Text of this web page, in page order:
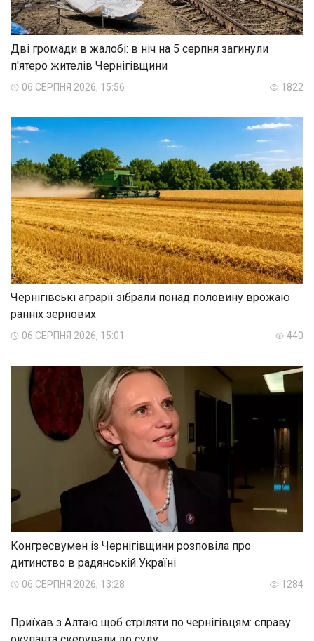
Дві громади в жалобі: в ніч на 5 серпня загинули
п'ятеро жителів Чернігівщини
06 СЕРПНЯ 2026, 15:56 1822
Чернігівські аграрії зібрали понад половину врожаю
ранніх зернових
06 СЕРПНЯ 2026, 15:01 440
Конгресвумен із Чернігівщини розповіла про
дитинство в радянській Україні
06 СЕРПНЯ 2026, 13:28 1284
Приїхав з Алтаю щоб стріляти по чернігівцям: справу